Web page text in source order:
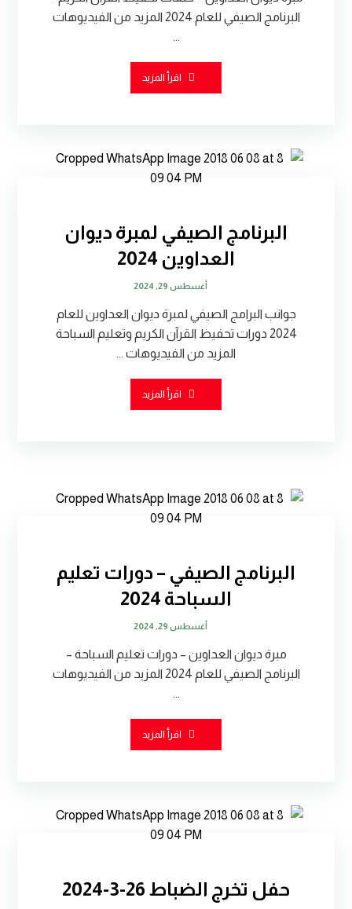
البرنامج الصيفي للعام 2024 المزيد من الفيديوهات
...
اقرأ المزيد
البرنامج الصيفي لمبرة ديوان
العداوين 2024
أغسطس 29, 2024
جوانب البرامج الصيفي لمبرة ديوان العداوين للعام
2024 دورات تحفيظ القرآن الكريم وتعليم السباحة
المزيد من الفيديوهات ...
اقرأ المزيد
البرنامج الصيفي – دورات تعليم
السباحة 2024
أغسطس 29, 2024
مبرة ديوان العداوين – دورات تعليم السباحة –
البرنامج الصيفي للعام 2024 المزيد من الفيديوهات
...
اقرأ المزيد
حفل تخرج الضباط 26-3-2024